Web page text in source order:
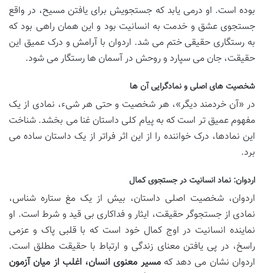
بوده است. او درمی یابد که جستجویش برای یافتن مسیح، در واقع
جستجوی عشق و خدمت به انسانیت بود و این همان راهی بود که
به رستگاری حقیقی ختم می شد. اردوان با آرامش و درک عمیق این
حقیقت، جان می سپارد و روحش در آسمان ها رستگار می شود.
شخصیت های اصلی و نمادگرایی آن ها
در «آن خردمند دیگر»، هر شخصیت و حتی هر شیء، نمادی از یک
مفهوم عمیق تر است که به پیام کلی داستان غنا می بخشد. شناخت
این نمادها، درک خواننده را از این اثر فراتر از یک داستان ساده می
برد.
اردوان: نماد انسانیت در جستجوی کمال
اردوان، شخصیت اصلی داستان، بیش از یک مغ ستاره شناس،
نمادی از جستجوگر حقیقت، ایثار و فداکاری بی قید و شرط است. او
نماینده انسانیت در اوج کمال خود است که با قلبی پاک و عزمی
راسخ، در پی یافتن معنای زندگی و ارتباط با حقیقت مطلق است.
اردوان نشان می دهد کهمسیر معنوی انسان، اغلب از میان آزمون